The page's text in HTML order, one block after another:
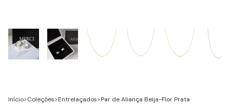
Início>Coleções>Entrelaçados>Par de Aliança Beija-Flor Prata